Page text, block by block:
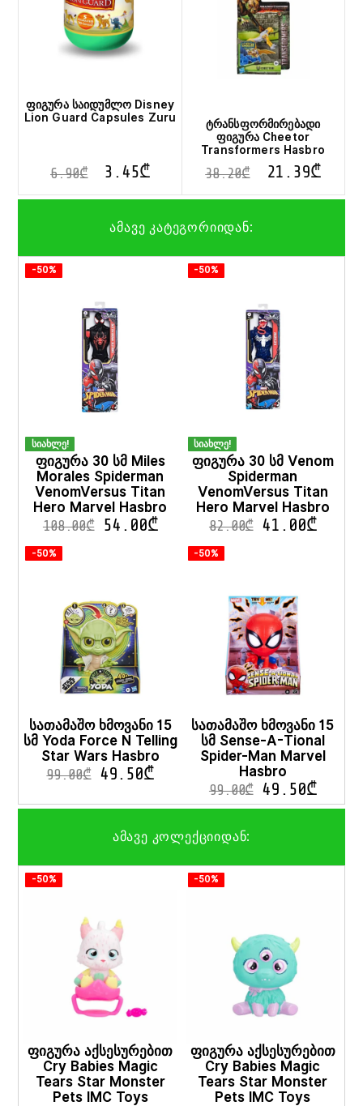
may
be
chosen
on
page
ფიგურა საიდუმლო Disney
Lion Guard Capsules Zuru
6.90₾ 3.45₾
ტრანსფორმირებადი
ფიგურა Cheetor
Transformers Hasbro
38.20₾ 21.39₾
ამავე კატეგორიიდან:
-50%
სიახლე!
ფიგურა 30 სმ Miles
Morales Spiderman
VenomVersus Titan
Hero Marvel Hasbro
108.00₾ 54.00₾
-50%
სიახლე!
ფიგურა 30 სმ Venom
Spiderman
VenomVersus Titan
Hero Marvel Hasbro
82.00₾ 41.00₾
-50%
სათამაშო ხმოვანი 15
სმ Yoda Force N Telling
Star Wars Hasbro
99.00₾ 49.50₾
-50%
სათამაშო ხმოვანი 15
სმ Sense-A-Tional
Spider-Man Marvel
Hasbro
99.00₾ 49.50₾
ამავე კოლექციიდან:
-50%
ფიგურა აქსესურებით
Cry Babies Magic
Tears Star Monster
Pets IMC Toys
-50%
ფიგურა აქსესურებით
Cry Babies Magic
Tears Star Monster
Pets IMC Toys